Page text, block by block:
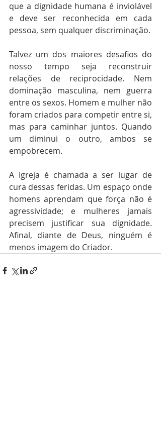
que a dignidade humana é inviolável
e deve ser reconhecida em cada
pessoa, sem qualquer discriminação.
Talvez um dos maiores desafios do
nosso tempo seja reconstruir
relações de reciprocidade. Nem
dominação masculina, nem guerra
entre os sexos. Homem e mulher não
foram criados para competir entre si,
mas para caminhar juntos. Quando
um diminui o outro, ambos se
empobrecem.
A Igreja é chamada a ser lugar de
cura dessas feridas. Um espaço onde
homens aprendam que força não é
agressividade; e mulheres jamais
precisem justificar sua dignidade.
Afinal, diante de Deus, ninguém é
menos imagem do Criador.